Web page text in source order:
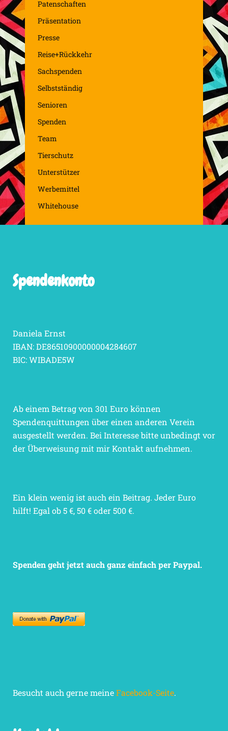
Patenschaften
Präsentation
Presse
Reise+Rückkehr
Sachspenden
Selbstständig
Senioren
Spenden
Team
Tierschutz
Unterstützer
Werbemittel
Whitehouse
Spendenkonto
Daniela Ernst
IBAN: DE86510900000004284607
BIC: WIBADE5W
Ab einem Betrag von 301 Euro können
Spendenquittungen über einen anderen Verein
ausgestellt werden. Bei Interesse bitte unbedingt vor
der Überweisung mit mir Kontakt aufnehmen.
Ein klein wenig ist auch ein Beitrag. Jeder Euro
hilft! Egal ob 5 €, 50 € oder 500 €.
Spenden geht jetzt auch ganz einfach per Paypal.
Besucht auch gerne meineFacebook-Seite.